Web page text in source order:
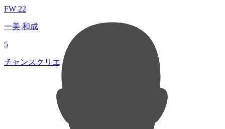
FW 22
一美 和成
5
チャンスクリエイト総数